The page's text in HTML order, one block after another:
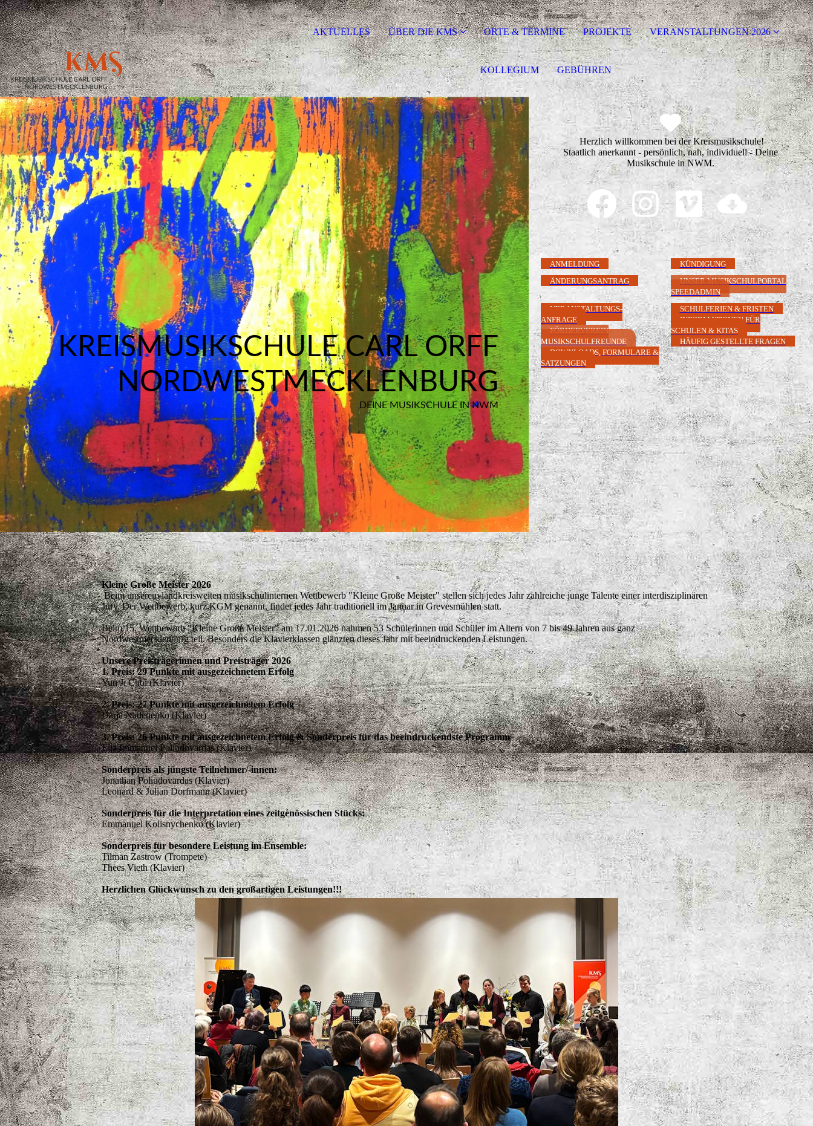
AKTUELLES ÜBER DIE KMS ORTE & TERMINE PROJEKTE VERANSTALTUNGEN 2026
KOLLEGIUM GEBÜHREN
KREISMUSIKSCHULE CARL ORFF
NORDWESTMECKLENBURG
DEINE MUSIKSCHULE IN NWM
Herzlich willkommen bei der Kreismusikschule!
Staatlich anerkannt - persönlich, nah, individuell - Deine
Musikschule in NWM.
ANMELDUNG
KÜNDIGUNG
ÄNDERUNGSANTRAG
UNSER MUSIKSCHULPORTAL
SPEEDADMIN
VERANSTALTUNGS-
ANFRAGE
FÖRDERVEREIN
MUSIKSCHULFREUNDE
DOWNLOADS, FORMULARE &
SATZUNGEN
SCHULFERIEN & FRISTEN
INFORMATIONEN FÜR
SCHULEN & KITAS
HÄUFIG GESTELLTE FRAGEN
Kleine Große Meister 2026
Beim unserem landkreisweiten musikschulinternen Wettbewerb "Kleine Große Meister" stellen sich jedes Jahr zahlreiche junge Talente einer interdisziplinären
Jury. Der Wettbewerb, kurz KGM genannt, findet jedes Jahr traditionell im Januar in Grevesmühlen statt.
Beim 15. Wettbewerb "Kleine Große Meister" am 17.01.2026 nahmen 53 Schülerinnen und Schüler im Altern von 7 bis 49 Jahren aus ganz
Nordwestmecklenburg teil. Besonders die Klavierklassen glänzten dieses Jahr mit beeindruckenden Leistungen.
Unsere Preisträgerinnen und Preisträger 2026
1. Preis: 29 Punkte mit ausgezeichnetem Erfolg
Yun Ji Choi (Klavier)
2. Preis: 27 Punkte mit ausgezeichnetem Erfolg
Darja Nadenenko (Klavier)
3. Preis: 26 Punkte mit ausgezeichnetem Erfolg & Sonderpreis für das beeindruckendste Programm
Elia Immanuel Poliudovardas (Klavier)
Sonderpreis als jüngste Teilnehmer/-innen:
Jonathan Poliudovardas (Klavier)
Leonard & Julian Dorfmann (Klavier)
Sonderpreis für die Interpretation eines zeitgenössischen Stücks:
Emmanuel Kolisnychenko (Klavier)
Sonderpreis für besondere Leistung im Ensemble:
Tilman Zastrow (Trompete)
Thees Vieth (Klavier)
Herzlichen Glückwunsch zu den großartigen Leistungen!!!